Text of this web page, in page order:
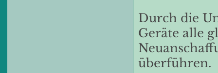
Durch die
Geräte alle
überführen.